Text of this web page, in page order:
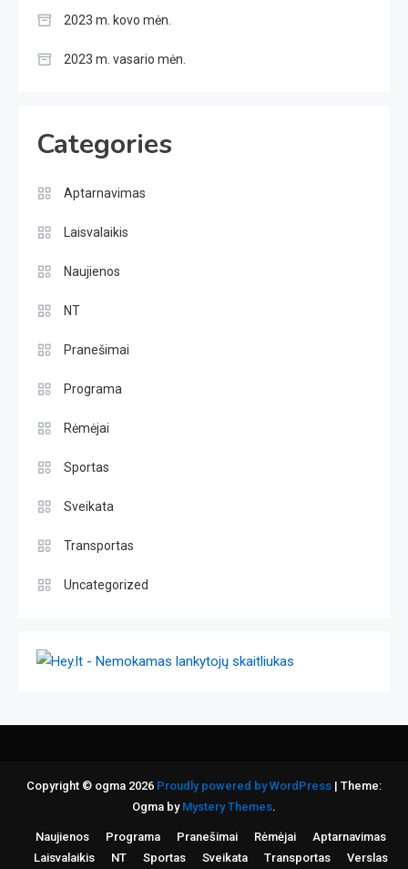
2023 m. kovo mėn.
2023 m. vasario mėn.
Categories
Aptarnavimas
Laisvalaikis
Naujienos
NT
Pranešimai
Programa
Rėmėjai
Sportas
Sveikata
Transportas
Uncategorized
Copyright © ogma 2026 Proudly powered by WordPress | Theme:
Ogma by Mystery Themes.
Naujienos Programa Pranešimai Rėmėjai
Aptarnavimas
Laisvalaikis
NT Sportas Sveikata Transportas Verslas